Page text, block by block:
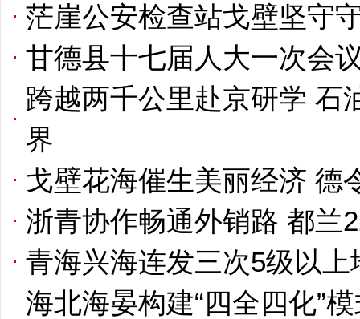
茫崖公安检查站戈壁坚守
甘德县十七届人大一次会
跨越两千公里赴京研学 石
界
戈壁花海催生美丽经济 德
浙青协作畅通外销路 都兰
青海兴海连发三次5级以
海北海晏构建“四全四化”